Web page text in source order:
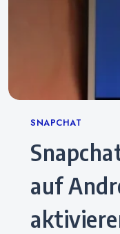
Categories
SNAPCHAT
Snapchat dunkel machen
auf